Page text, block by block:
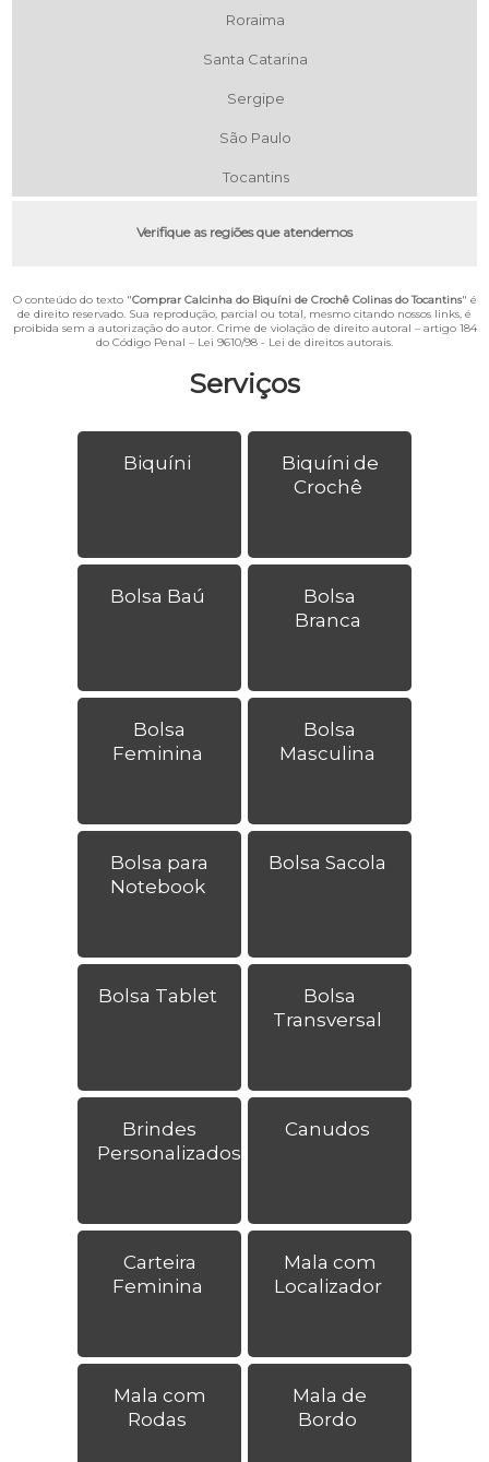
Serviços
Biquíni
Biquíni de
Crochê
Bolsa Baú
Bolsa
Branca
Bolsa
Feminina
Bolsa
Masculina
Bolsa para
Notebook
Bolsa Sacola
Bolsa Tablet
Bolsa
Transversal
Brindes
Personalizados
Canudos
Carteira
Feminina
Mala com
Localizador
Mala com
Rodas
Mala de
Bordo
Roraima
Santa Catarina
Sergipe
São Paulo
Tocantins
Verifique as regiões que atendemos
O conteúdo do texto "Comprar Calcinha do Biquíni de Crochê Colinas do Tocantins" é
de direito reservado. Sua reprodução, parcial ou total, mesmo citando nossos links, é
proibida sem a autorização do autor. Crime de violação de direito autoral – artigo 184
do Código Penal – Lei 9610/98 - Lei de direitos autorais.